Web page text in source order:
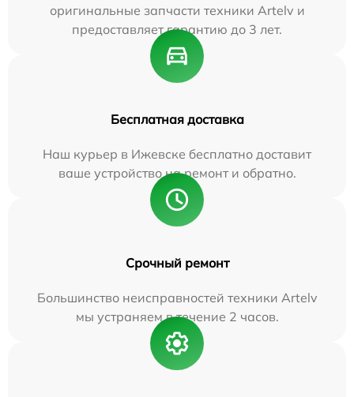
оригинальные запчасти техники Artelv и
предоставляет гарантию до 3 лет.
Бесплатная доставка
Наш курьер в Ижевске бесплатно доставит
ваше устройство на ремонт и обратно.
Срочный ремонт
Большинство неисправностей техники Artelv
мы устраняем в течение 2 часов.